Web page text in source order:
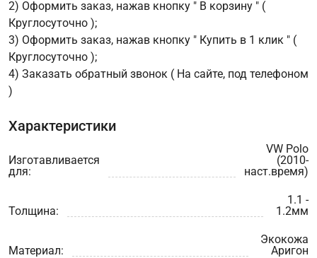
2) Оформить заказ, нажав кнопку " В корзину " (
Круглосуточно );
3) Оформить заказ, нажав кнопку " Купить в 1 клик " (
Круглосуточно );
4) Заказать обратный звонок ( На сайте, под телефоном
)
Характеристики
Изготавливается
для:
VW Polo
(2010-
наст.время)
Толщина:
1.1 -
1.2мм
Материал:
Экокожа
Аригон